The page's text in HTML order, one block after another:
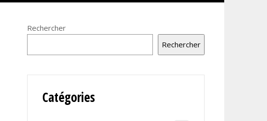
Rechercher
Rechercher
Catégories